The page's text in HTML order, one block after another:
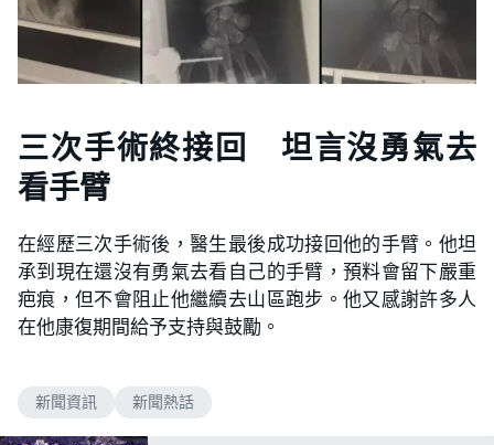
三次手術終接回 坦言沒勇氣去
看手臂
在經歷三次手術後，醫生最後成功接回他的手臂。他坦
承到現在還沒有勇氣去看自己的手臂，預料會留下嚴重
疤痕，但不會阻止他繼續去山區跑步。他又感謝許多人
在他康復期間給予支持與鼓勵。
新聞資訊 新聞熱話